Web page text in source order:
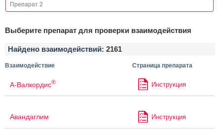
Выберите препарат для проверки взаимодействия
Найдено взаимодействий: 2161
Взаимодействие Страница препарата
А-Валкордис® Инструкция
Авандаглим Инструкция